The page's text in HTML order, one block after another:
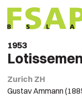
1953
Zurich ZH
Gustav Ammann